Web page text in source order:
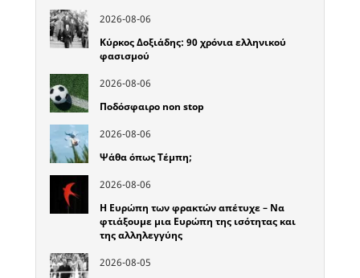
2026-08-06
Κύρκος Δοξιάδης: 90 χρόνια ελληνικού
φασισμού
2026-08-06
Ποδόσφαιρο non stop
2026-08-06
Ψάθα όπως Τέμπη;
2026-08-06
Η Ευρώπη των φρακτών απέτυχε – Να
φτιάξουμε μια Ευρώπη της ισότητας και
της αλληλεγγύης
2026-08-05